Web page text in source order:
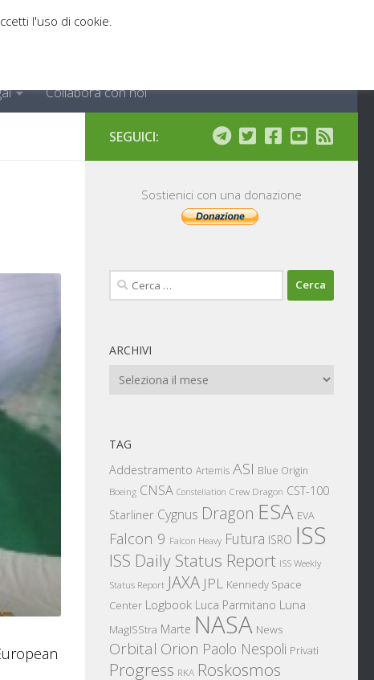
Collabora con noi
SEGUICI:
Sostienici con una donazione
Ricerca
per:
ARCHIVI
Archivi
TAG
Addestramento Artemis ASI Blue Origin
Boeing CNSA Constellation Crew Dragon CST-100
Starliner Cygnus Dragon ESA EVA
Falcon 9 Falcon Heavy Futura ISRO ISS
ISS Daily Status Report ISS Weekly
Status Report JAXA JPL Kennedy Space
Center Logbook Luca Parmitano Luna
MagISStra Marte NASA News
Orbital Orion Paolo Nespoli Privati
Progress RKA Roskosmos
l'uso di cookie.